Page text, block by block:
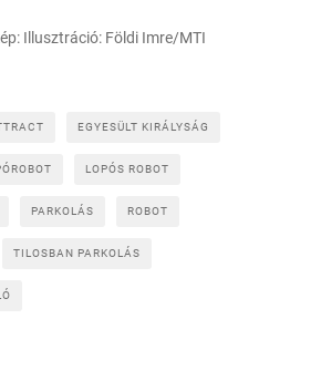
Illusztráció: Földi Imre/MTI
EGYESÜLT KIRÁLYSÁG
LOPÓS ROBOT
PARKOLÁS ROBOT
TILOSBAN PARKOLÁS